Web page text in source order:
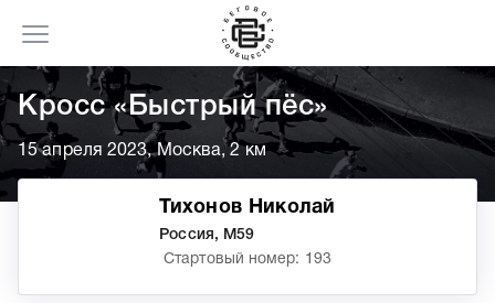
Кросс «Быстрый пёс»
15 апреля 2023, Москва, 2 км
Тихонов Николай
Россия, М59
Стартовый номер: 193